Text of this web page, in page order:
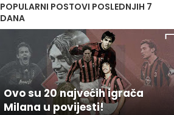
POPULARNI POSTOVI POSLEDNJIH 7
DANA
Ovo su 20 najvećih igrača
Milana u povijesti!